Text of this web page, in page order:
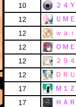
10
２４
12
ＵＭ
12
ｗａ
12
ＯＭ
12
２９
12
ＤＲ
17
Ｍ１
17
ＨＡ